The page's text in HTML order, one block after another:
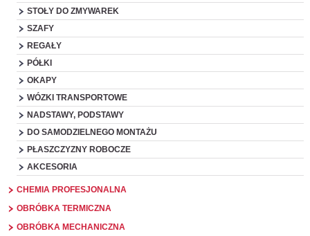
STOŁY DO ZMYWAREK
SZAFY
REGAŁY
PÓŁKI
OKAPY
WÓZKI TRANSPORTOWE
NADSTAWY, PODSTAWY
DO SAMODZIELNEGO MONTAŻU
PŁASZCZYZNY ROBOCZE
AKCESORIA
CHEMIA PROFESJONALNA
OBRÓBKA TERMICZNA
OBRÓBKA MECHANICZNA